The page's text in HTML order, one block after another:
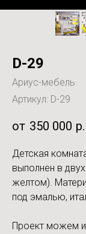
D-29
Ариус-мебель
Артикул: D-29
350 000 р.
Детская
выполнен в
желтом).
под эмалью,
Проект можем